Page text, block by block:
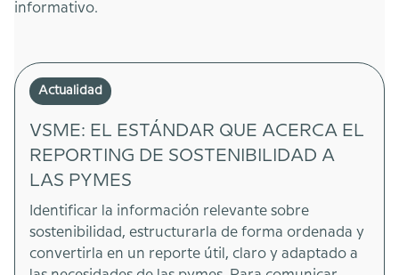
informativo.
Actualidad
VSME: EL ESTÁNDAR QUE ACERCA EL
REPORTING DE SOSTENIBILIDAD A
LAS PYMES
Identificar la información relevante sobre
sostenibilidad, estructurarla de forma ordenada y
convertirla en un reporte útil, claro y adaptado a